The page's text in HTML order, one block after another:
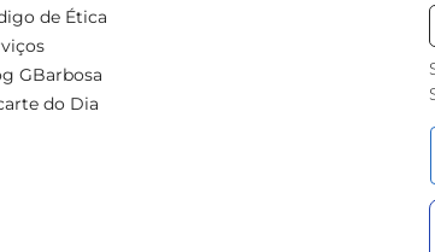
de Ética
GBarbosa
do Dia